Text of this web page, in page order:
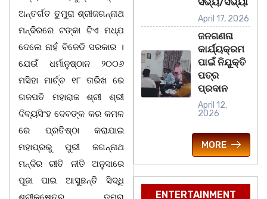
ଅନ୍ତର୍ଗତ ତୁମୁରା ଶ୍ରୀଜଗନ୍ନାଥ
ମନ୍ଦିରରେ ଟଙ୍କା ଟିଏ ମଧ୍ଯ
ଦେଲେ ନାହଁ ବିଜେଡି ସରକାର ।
ଯେଉଁ ଧର୍ମାନୁଷ୍ଠାନ ୨୦୦୬
ମସିହା ମାର୍ଚ୍ଚ ୧୮ ତାରିଖ ରେ
ଗଜପତି ମହାରାଜ ଶ୍ରୀ ଶ୍ରୀ
ଦିବ୍ୟସିଂହ ଦେବଙ୍କ କର କମଳ
ରେ ପ୍ରତିଷ୍ଠା କରାଯାଇ
ମହାପ୍ରଭୁ ପୁରୀ ଜଗନ୍ନାଥ
ମନ୍ଦିର ରୀତି ନୀତି ଅନୁସାରେ
ପୂଜା ପାଇ ଆସୁଛନ୍ତି ସିଦ୍ଧି
ସଭ୍ୟ/ସଭ୍ୟା
April 17, 2026
ଜନଗଣନା
କାର୍ଯ୍ୟକ୍ରମ
ପାଇଁ ନିଯୁକ୍ତି
ପତ୍ର
ପ୍ରଦାନ
April 12,
2026
MORE
ENTERTAINMENT